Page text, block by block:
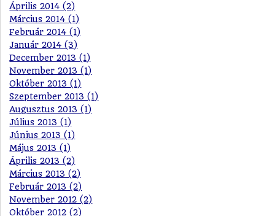
Április 2014 (2)
Március 2014 (1)
Február 2014 (1)
Január 2014 (3)
December 2013 (1)
November 2013 (1)
Október 2013 (1)
Szeptember 2013 (1)
Augusztus 2013 (1)
Július 2013 (1)
Június 2013 (1)
Május 2013 (1)
Április 2013 (2)
Március 2013 (2)
Február 2013 (2)
November 2012 (2)
Október 2012 (2)